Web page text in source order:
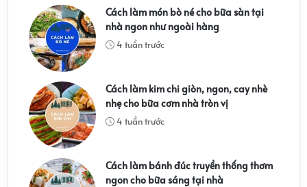
Cách làm món bò né cho bữa sàn tại
nhà ngon như ngoài hàng
4 tuần trước
Cách làm kim chi giòn, ngon, cay nhè
nhẹ cho bữa cơm nhà tròn vị
4 tuần trước
Cách làm bánh đúc truyền thống thơm
ngon cho bữa sáng tại nhà